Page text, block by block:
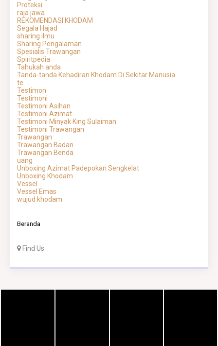
Proteksi
raja jawa
REKOMENDASI KHODAM
Segala Hajad
sharing ilmu
Sharing Pengalaman
Spesialis Trawangan
Spiritpedia
Tahukah anda
Tanda-tanda Kehadiran Khodam Di Sekitar Manusia
te
Testimon
Testimoni
Testimoni Asihan
Testimoni Azimat
Testimoni Minyak King Sulaiman
Testimoni Trawangan
Trawangan
Trawangan Badan
Trawangan Benda
uang
Unboxing Azimat Padepokan Sengkelat
Unboxing Khodam
Vessel
Vessel Emas
wujud khodam
Beranda
Find Us